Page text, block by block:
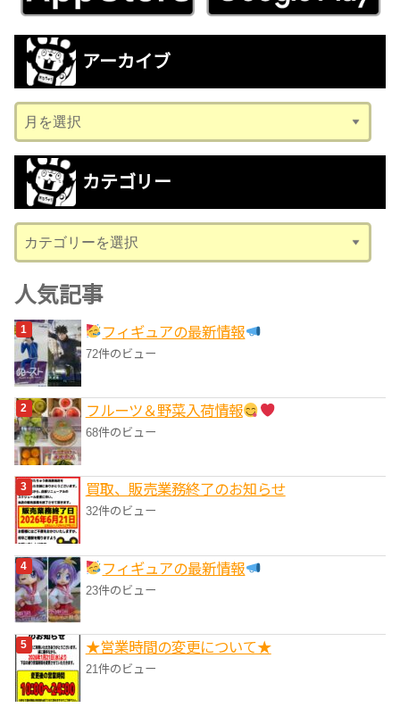
アーカイブ
ー
カ
ブ
カテゴリー
テ
ゴ
リ
ー
人気記事
フィギュアの最新情報
72件のビュー
フルーツ＆野菜入荷情報
68件のビュー
買取、販売業務終了のお知らせ
32件のビュー
フィギュアの最新情報
23件のビュー
★営業時間の変更について★
21件のビュー